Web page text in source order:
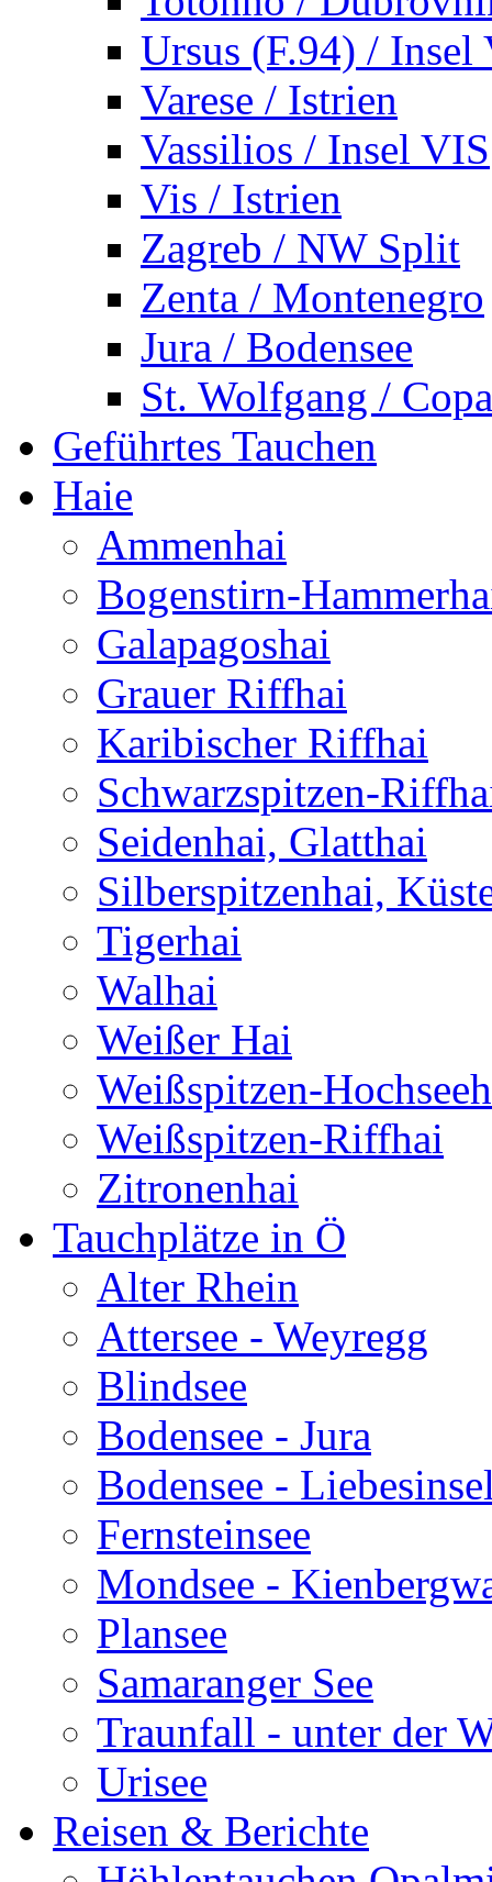
Ursus (F.94) / Insel
Varese / Istrien
Vassilios / Insel VIS
Vis / Istrien
Zagreb / NW Split
Zenta / Montenegro
Jura / Bodensee
St. Wolfgang /
Geführtes Tauchen
Haie
Ammenhai
Bogenstirn-
Galapagoshai
Grauer Riffhai
Karibischer Riffhai
Schwarzspitzen-
Seidenhai, Glatthai
Silberspitzenhai,
Tigerhai
Walhai
Weißer Hai
Weißspitzen-
Weißspitzen-Riffhai
Zitronenhai
Tauchplätze in Ö
Alter Rhein
Attersee - Weyregg
Blindsee
Bodensee - Jura
Bodensee -
Fernsteinsee
Mondsee -
Plansee
Samaranger See
Traunfall - unter der
Urisee
Reisen & Berichte